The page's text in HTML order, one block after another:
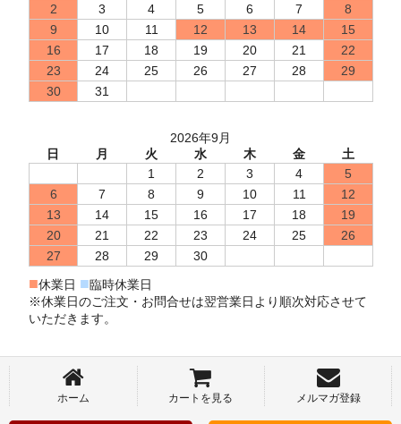
2
3 4 5 6 7
8
9
10 11 12 13 14
15
16
17 18 19 20 21
22
23
24 25 26 27 28
29
30
31
2026年9月
日
月 火 水 木 金
土
1
2 3 4
5
6
7 8 9 10 11
12
13
14 15 16 17 18
19
20
21 22 23 24 25
26
27
28 29 30
■休業日 ■臨時休業日
※休業日のご注文・お問合せは翌営業日より順次対応させて
いただきます。
ホーム カートを見る メルマガ登録